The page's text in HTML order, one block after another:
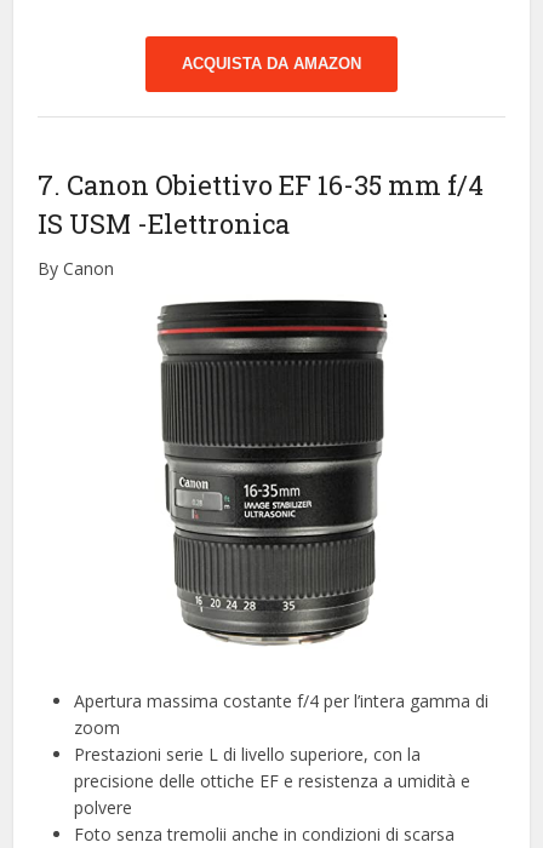
ACQUISTA DA AMAZON
7. Canon Obiettivo EF 16-35 mm f/4
IS USM -Elettronica
By Canon
Apertura massima costante f/4 per l’intera gamma di
zoom
Prestazioni serie L di livello superiore, con la
precisione delle ottiche EF e resistenza a umidità e
polvere
Foto senza tremolii anche in condizioni di scarsa